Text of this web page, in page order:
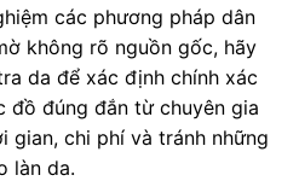
các phương pháp dân
không rõ nguồn gốc, hãy
da để xác định chính xác
đồ đúng đắn từ chuyên gia
gian, chi phí và tránh những
làn da.